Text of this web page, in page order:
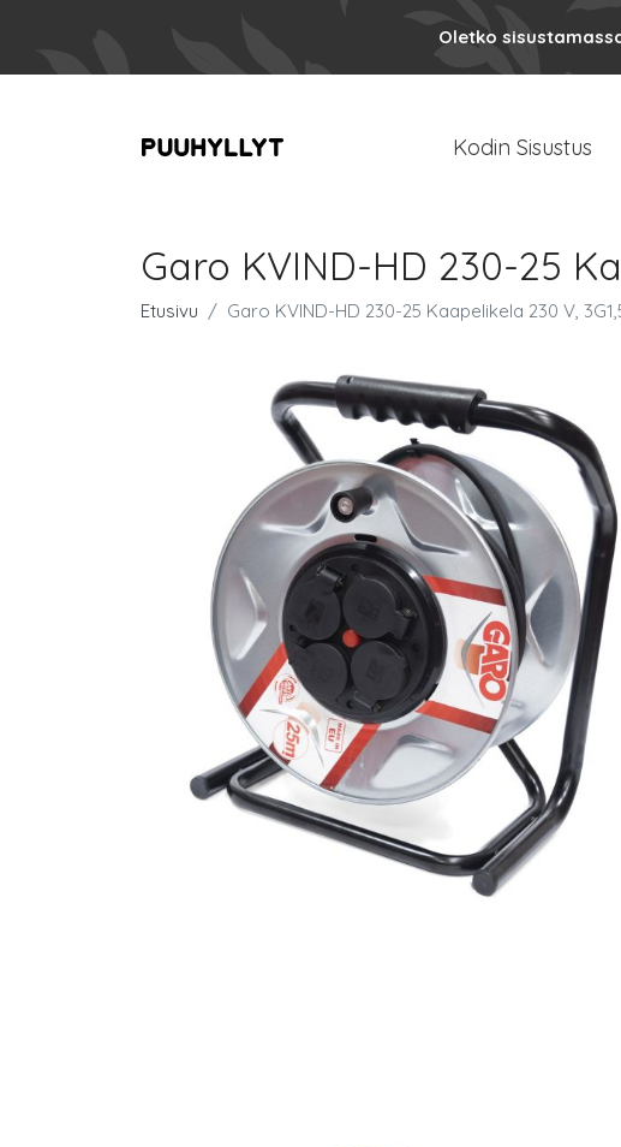
Oletko
Kodin Sisustus
Garo KVIND-HD 230-25
Etusivu Garo KVIND-HD 230-25 Kaapelikela 230 V,